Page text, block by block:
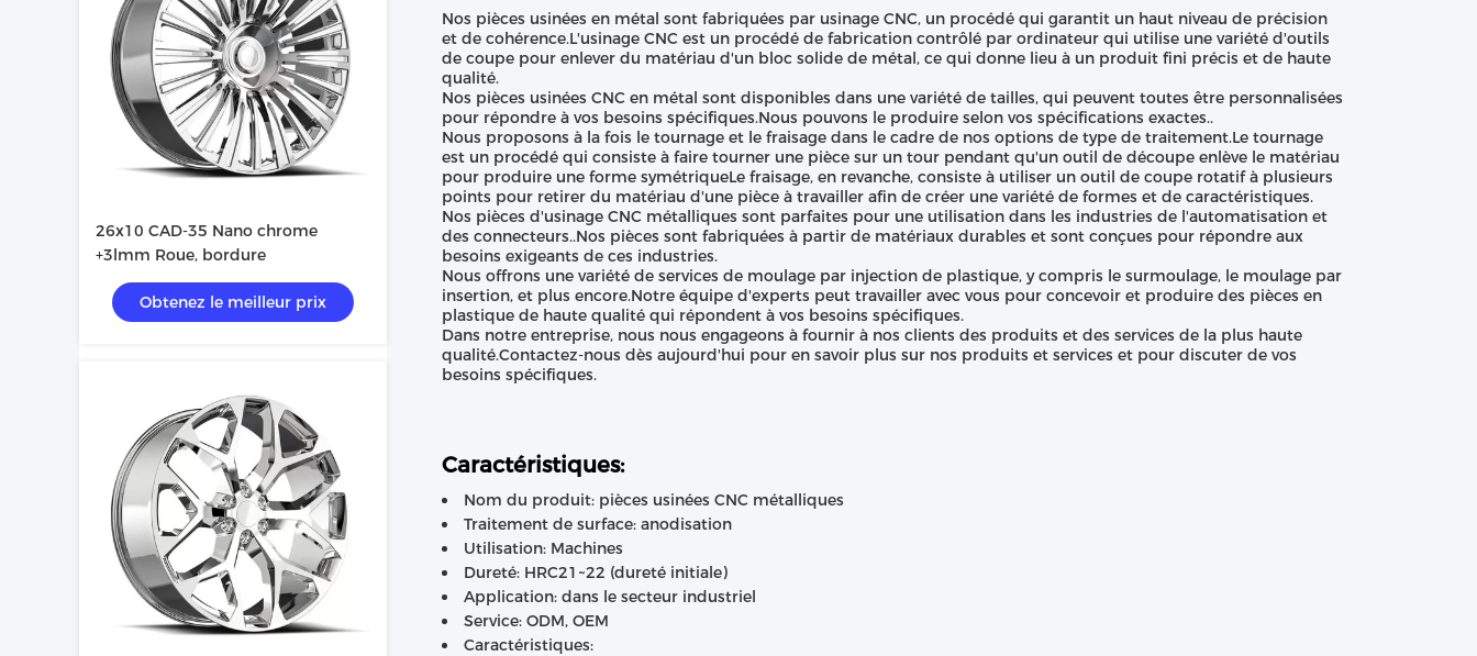
26x10 CAD-35 Nano chrome
+3lmm Roue, bordure
Obtenez le meilleur prix
Nos pièces usinées en métal sont fabriquées par usinage CNC, un procédé qui garantit un haut niveau de précision
et de cohérence.L'usinage CNC est un procédé de fabrication contrôlé par ordinateur qui utilise une variété d'outils
de coupe pour enlever du matériau d'un bloc solide de métal, ce qui donne lieu à un produit fini précis et de haute
qualité.
Nos pièces usinées CNC en métal sont disponibles dans une variété de tailles, qui peuvent toutes être personnalisées
pour répondre à vos besoins spécifiques.Nous pouvons le produire selon vos spécifications exactes..
Nous proposons à la fois le tournage et le fraisage dans le cadre de nos options de type de traitement.Le tournage
est un procédé qui consiste à faire tourner une pièce sur un tour pendant qu'un outil de découpe enlève le matériau
pour produire une forme symétriqueLe fraisage, en revanche, consiste à utiliser un outil de coupe rotatif à plusieurs
points pour retirer du matériau d'une pièce à travailler afin de créer une variété de formes et de caractéristiques.
Nos pièces d'usinage CNC métalliques sont parfaites pour une utilisation dans les industries de l'automatisation et
des connecteurs..Nos pièces sont fabriquées à partir de matériaux durables et sont conçues pour répondre aux
besoins exigeants de ces industries.
Nous offrons une variété de services de moulage par injection de plastique, y compris le surmoulage, le moulage par
insertion, et plus encore.Notre équipe d'experts peut travailler avec vous pour concevoir et produire des pièces en
plastique de haute qualité qui répondent à vos besoins spécifiques.
Dans notre entreprise, nous nous engageons à fournir à nos clients des produits et des services de la plus haute
qualité.Contactez-nous dès aujourd'hui pour en savoir plus sur nos produits et services et pour discuter de vos
besoins spécifiques.
Caractéristiques:
Nom du produit: pièces usinées CNC métalliques
Traitement de surface: anodisation
Utilisation: Machines
Dureté: HRC21~22 (dureté initiale)
Application: dans le secteur industriel
Service: ODM, OEM
Caractéristiques: